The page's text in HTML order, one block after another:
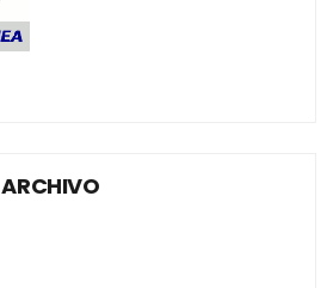
ARCHIVO